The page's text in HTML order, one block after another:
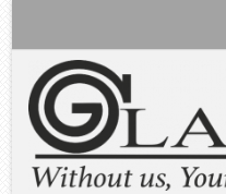
Каталоги
Технические условия
Портфолио